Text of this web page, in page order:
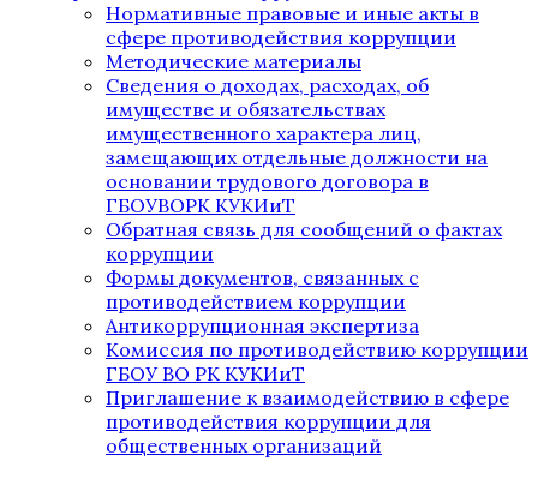
Нормативные правовые и иные акты в
сфере противодействия коррупции
Методические материалы
Сведения о доходах, расходах, об
имуществе и обязательствах
имущественного характера лиц,
замещающих отдельные должности на
основании трудового договора в
ГБОУВОРК КУКИиТ
Обратная связь для сообщений о фактах
коррупции
Формы документов, связанных с
противодействием коррупции
Антикоррупционная экспертиза
Комиссия по противодействию коррупции
ГБОУ ВО РК КУКИиТ
Приглашение к взаимодействию в сфере
противодействия коррупции для
общественных организаций